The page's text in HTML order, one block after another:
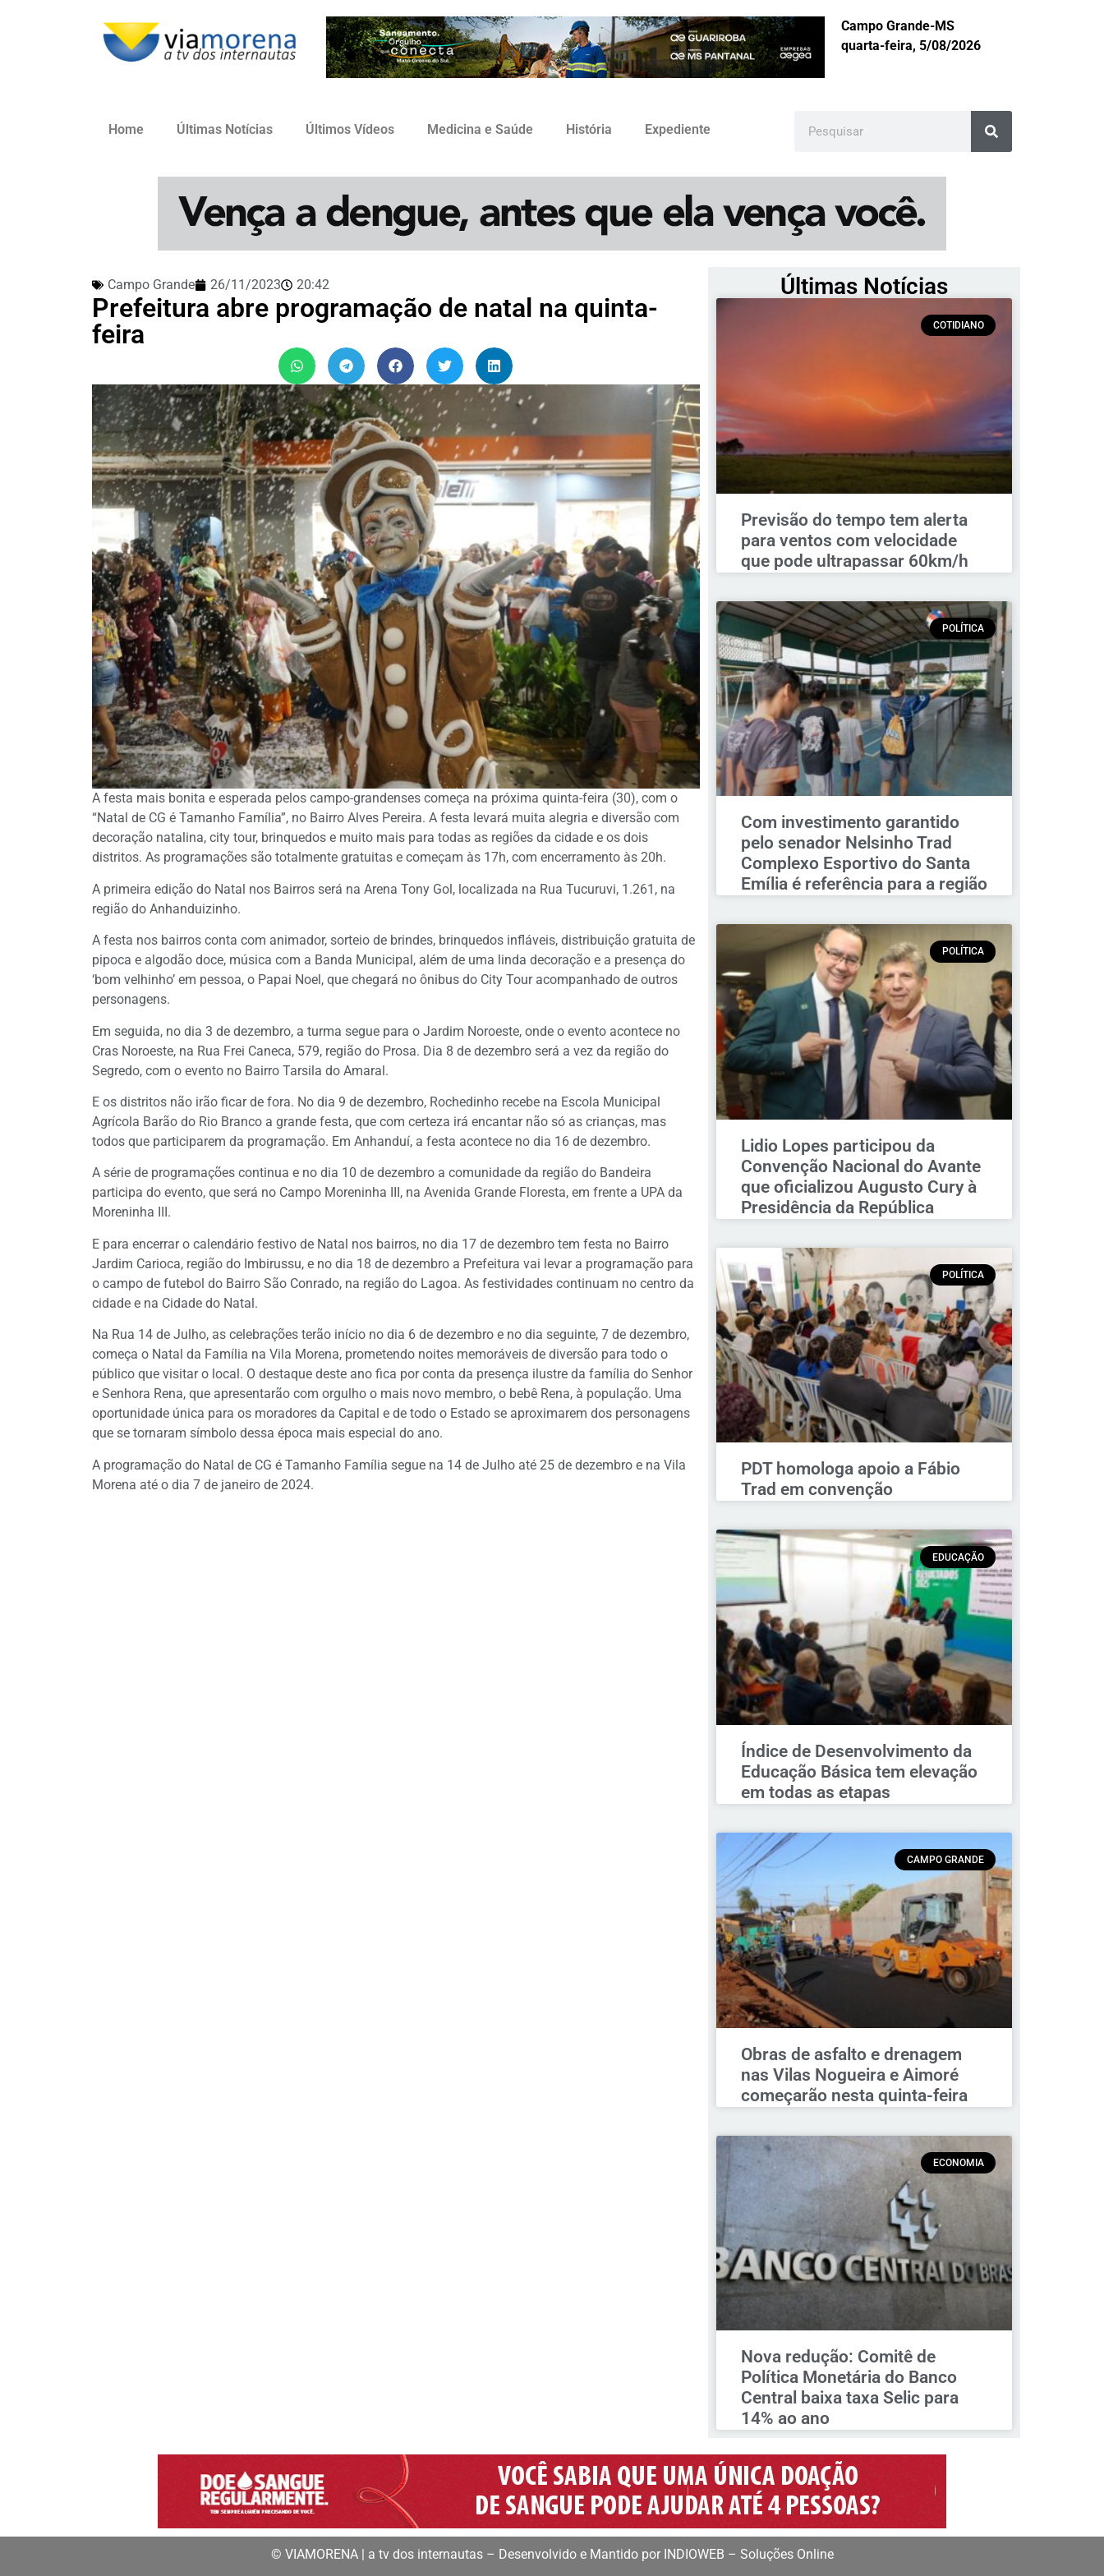
Campo Grande-MS
quarta-feira, 5/08/2026
Home Últimas Notícias Últimos Vídeos Medicina e Saúde História Expediente
Campo Grande 26/11/2023 20:42
Prefeitura abre programação de natal na quinta-
feira
A festa mais bonita e esperada pelos campo-grandenses começa na próxima quinta-feira (30), com o
“Natal de CG é Tamanho Família”, no Bairro Alves Pereira. A festa levará muita alegria e diversão com
decoração natalina, city tour, brinquedos e muito mais para todas as regiões da cidade e os dois
distritos. As programações são totalmente gratuitas e começam às 17h, com encerramento às 20h.
A primeira edição do Natal nos Bairros será na Arena Tony Gol, localizada na Rua Tucuruvi, 1.261, na
região do Anhanduizinho.
A festa nos bairros conta com animador, sorteio de brindes, brinquedos infláveis, distribuição gratuita de
pipoca e algodão doce, música com a Banda Municipal, além de uma linda decoração e a presença do
‘bom velhinho’ em pessoa, o Papai Noel, que chegará no ônibus do City Tour acompanhado de outros
personagens.
Em seguida, no dia 3 de dezembro, a turma segue para o Jardim Noroeste, onde o evento acontece no
Cras Noroeste, na Rua Frei Caneca, 579, região do Prosa. Dia 8 de dezembro será a vez da região do
Segredo, com o evento no Bairro Tarsila do Amaral.
E os distritos não irão ficar de fora. No dia 9 de dezembro, Rochedinho recebe na Escola Municipal
Agrícola Barão do Rio Branco a grande festa, que com certeza irá encantar não só as crianças, mas
todos que participarem da programação. Em Anhanduí, a festa acontece no dia 16 de dezembro.
A série de programações continua e no dia 10 de dezembro a comunidade da região do Bandeira
participa do evento, que será no Campo Moreninha III, na Avenida Grande Floresta, em frente a UPA da
Moreninha III.
E para encerrar o calendário festivo de Natal nos bairros, no dia 17 de dezembro tem festa no Bairro
Jardim Carioca, região do Imbirussu, e no dia 18 de dezembro a Prefeitura vai levar a programação para
o campo de futebol do Bairro São Conrado, na região do Lagoa. As festividades continuam no centro da
cidade e na Cidade do Natal.
Na Rua 14 de Julho, as celebrações terão início no dia 6 de dezembro e no dia seguinte, 7 de dezembro,
começa o Natal da Família na Vila Morena, prometendo noites memoráveis de diversão para todo o
público que visitar o local. O destaque deste ano fica por conta da presença ilustre da família do Senhor
e Senhora Rena, que apresentarão com orgulho o mais novo membro, o bebê Rena, à população. Uma
oportunidade única para os moradores da Capital e de todo o Estado se aproximarem dos personagens
que se tornaram símbolo dessa época mais especial do ano.
A programação do Natal de CG é Tamanho Família segue na 14 de Julho até 25 de dezembro e na Vila
Morena até o dia 7 de janeiro de 2024.
Últimas Notícias
COTIDIANO
Previsão do tempo tem alerta
para ventos com velocidade
que pode ultrapassar 60km/h
POLÍTICA
Com investimento garantido
pelo senador Nelsinho Trad
Complexo Esportivo do Santa
Emília é referência para a região
POLÍTICA
Lidio Lopes participou da
Convenção Nacional do Avante
que oficializou Augusto Cury à
Presidência da República
POLÍTICA
PDT homologa apoio a Fábio
Trad em convenção
EDUCAÇÃO
Índice de Desenvolvimento da
Educação Básica tem elevação
em todas as etapas
CAMPO GRANDE
Obras de asfalto e drenagem
nas Vilas Nogueira e Aimoré
começarão nesta quinta-feira
ECONOMIA
Nova redução: Comitê de
Política Monetária do Banco
Central baixa taxa Selic para
14% ao ano
© VIAMORENA | a tv dos internautas – Desenvolvido e Mantido por INDIOWEB – Soluções Online